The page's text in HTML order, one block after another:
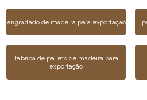
engradado de madeira para exportação
fábrica de pallets de madeira para
exportação